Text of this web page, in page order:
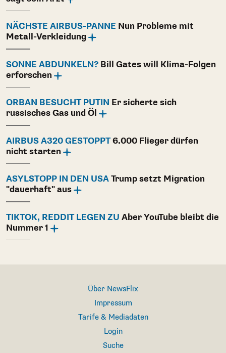
NÄCHSTE AIRBUS-PANNE Nun Probleme mit
Metall-Verkleidung
SONNE ABDUNKELN? Bill Gates will Klima-Folgen
erforschen
ORBAN BESUCHT PUTIN Er sicherte sich
russisches Gas und Öl
AIRBUS A320 GESTOPPT6.000 Flieger dürfen
nicht starten
ASYLSTOPP IN DEN USA Trump setzt Migration
"dauerhaft" aus
TIKTOK, REDDIT LEGEN ZU Aber YouTube bleibt die
Nummer 1
Über NewsFlix
Impressum
Tarife & Mediadaten
Login
Suche